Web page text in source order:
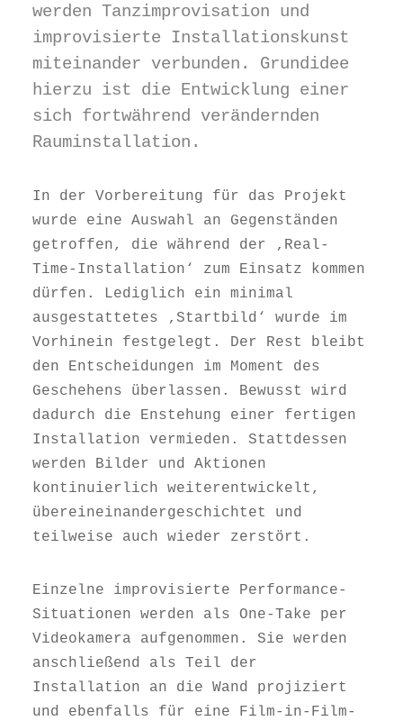
werden Tanzimprovisation und
improvisierte Installationskunst
miteinander verbunden. Grundidee
hierzu ist die Entwicklung einer
sich fortwährend verändernden
Rauminstallation.
In der Vorbereitung für das Projekt
wurde eine Auswahl an Gegenständen
getroffen, die während der ‚Real-
Time-Installation‘ zum Einsatz kommen
dürfen. Lediglich ein minimal
ausgestattetes ‚Startbild‘ wurde im
Vorhinein festgelegt. Der Rest bleibt
den Entscheidungen im Moment des
Geschehens überlassen. Bewusst wird
dadurch die Enstehung einer fertigen
Installation vermieden. Stattdessen
werden Bilder und Aktionen
kontinuierlich weiterentwickelt,
übereineinandergeschichtet und
teilweise auch wieder zerstört.
Einzelne improvisierte Performance-
Situationen werden als One-Take per
Videokamera aufgenommen. Sie werden
anschließend als Teil der
Installation an die Wand projiziert
und ebenfalls für eine Film-in-Film-